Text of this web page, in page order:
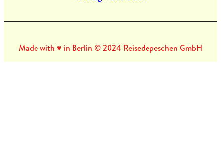
Made with ♥ in Berlin © 2024 Reisedepeschen GmbH